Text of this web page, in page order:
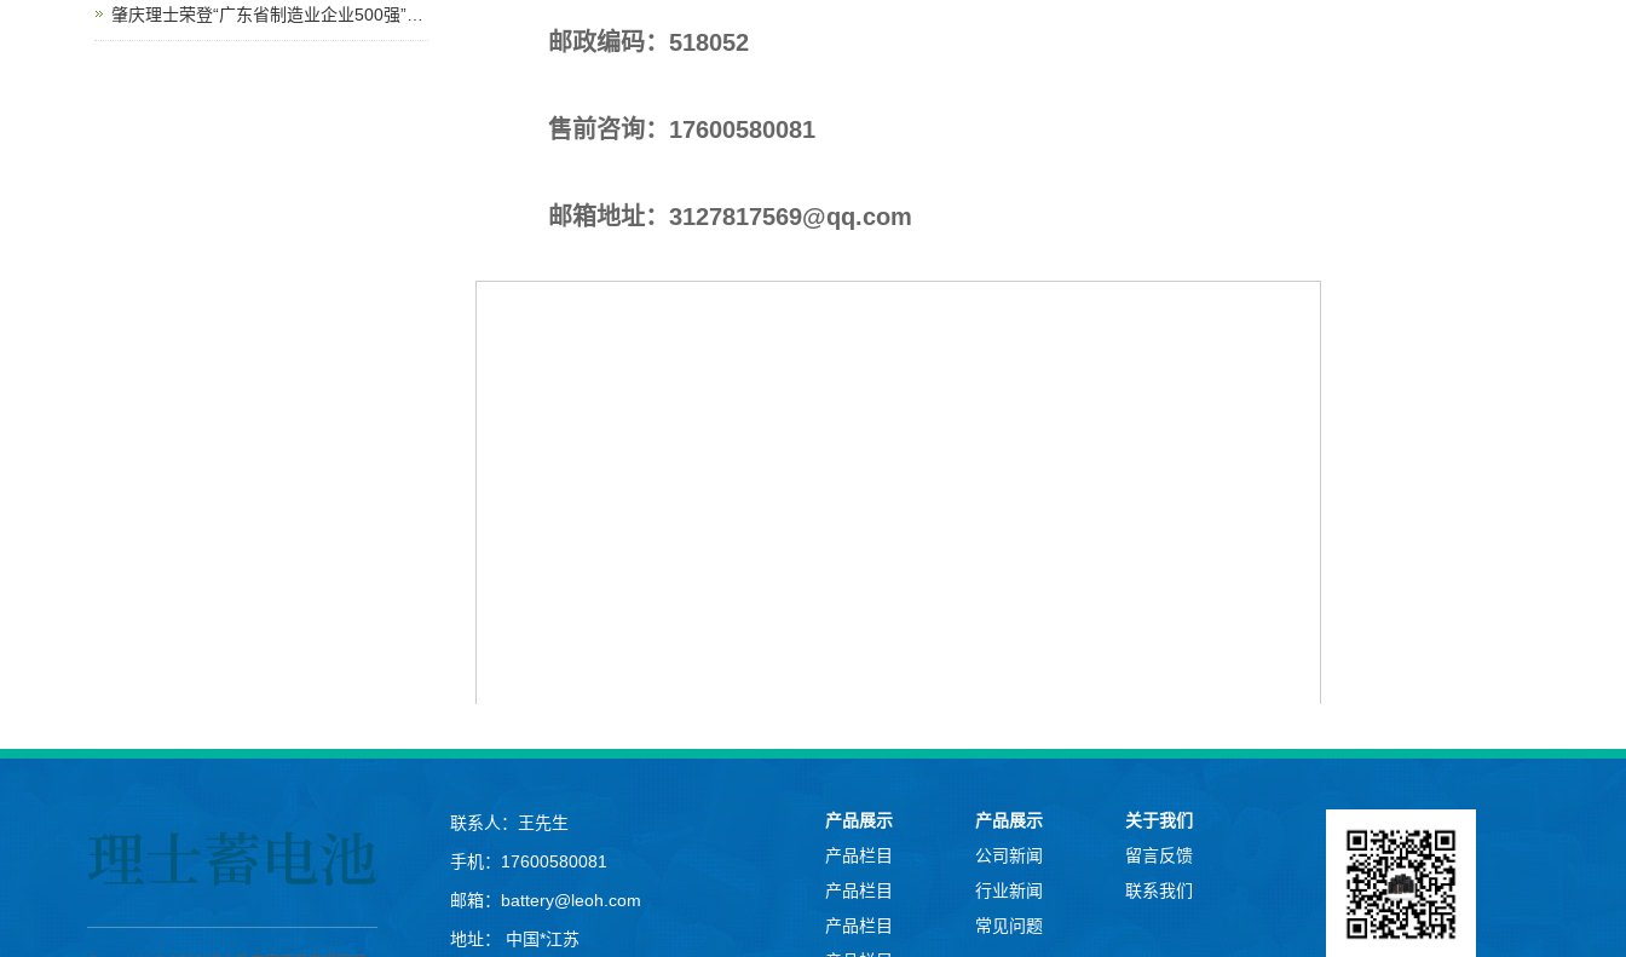
邮政编码：518052
售前咨询：17600580081
邮箱地址：3127817569@qq.com
联系人：王先生
手机：17600580081
邮箱：battery@leoh.com
地址： 中国*江苏
产品展示
产品栏目
产品栏目
产品栏目
产品展示
公司新闻
行业新闻
常见问题
关于我们
留言反馈
联系我们